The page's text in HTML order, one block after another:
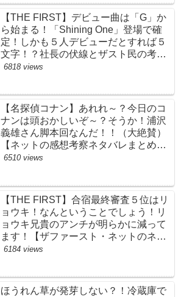
【THE FIRST】デビュー曲は「G」か
ら始まる！「Shining One」登場で確
定！しかも５人デビューだとすれば５
文字！？社長の伏線とザスト民の考察
すげーよ…鳥肌立ったわ…【シャイニ
BMSG・BE:FIRST・ビーファース
ト】
6818 views
【名探偵コナン】あれれ～？今日のコ
ナンは頭おかしいぞ～？そうか！浦沢
義雄さん脚本回なんだ！！（大絶賛）
【ネットの感想考察ネタバレまとめ・
笑顔を消したアイドル】
6510 views
【THE FIRST】合宿最終審査５位はリ
ョウキ！なんということでしょう！リ
ョウキ兄貴のアンチが明らかに減って
ます！【ザファースト・ネットのネタ
バレ考察まとめ感想・スッキリ・
6184 views
ほうれん草が発芽しない？！冷蔵庫で